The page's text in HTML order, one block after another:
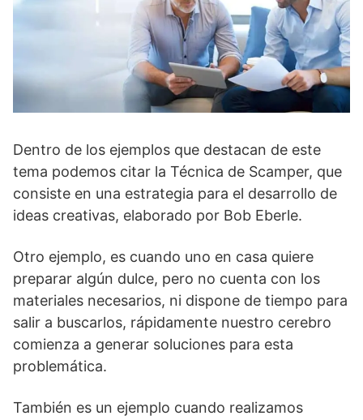
Dentro de los ejemplos que destacan de este
tema podemos citar la Técnica de Scamper, que
consiste en una estrategia para el desarrollo de
ideas creativas, elaborado por Bob Eberle.
Otro ejemplo, es cuando uno en casa quiere
preparar algún dulce, pero no cuenta con los
materiales necesarios, ni dispone de tiempo para
salir a buscarlos, rápidamente nuestro cerebro
comienza a generar soluciones para esta
problemática.
También es un ejemplo cuando realizamos